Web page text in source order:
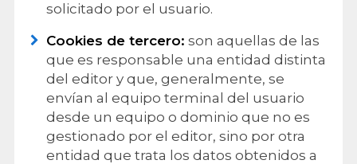
solicitado por el usuario.
Cookies de tercero: son aquellas de las
que es responsable una entidad distinta
del editor y que, generalmente, se
envían al equipo terminal del usuario
desde un equipo o dominio que no es
gestionado por el editor, sino por otra
entidad que trata los datos obtenidos a